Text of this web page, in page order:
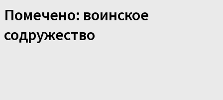
Помечено: воинское
содружество